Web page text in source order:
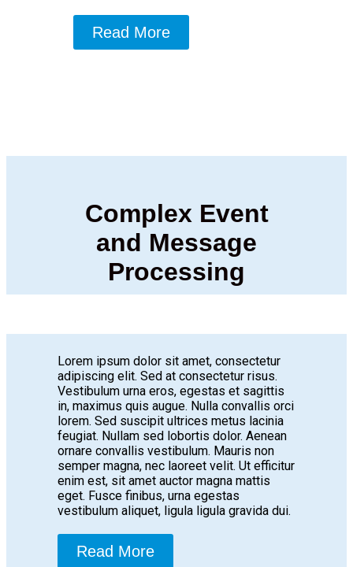
Read More
Complex Event
and Message
Processing
Lorem ipsum dolor sit amet, consectetur
adipiscing elit. Sed at consectetur risus.
Vestibulum urna eros, egestas et sagittis
in, maximus quis augue. Nulla convallis orci
lorem. Sed suscipit ultrices metus lacinia
feugiat. Nullam sed lobortis dolor. Aenean
ornare convallis vestibulum. Mauris non
semper magna, nec laoreet velit. Ut efficitur
enim est, sit amet auctor magna mattis
eget. Fusce finibus, urna egestas
vestibulum aliquet, ligula ligula gravida dui.
Read More